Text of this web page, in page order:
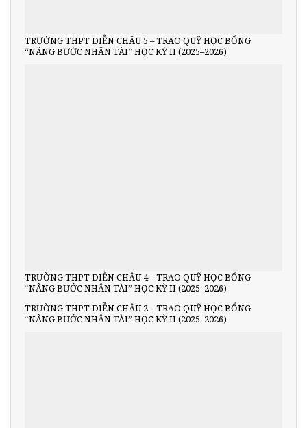
TRƯỜNG THPT DIỄN CHÂU 5 – TRAO QUỸ HỌC BỔNG
“NÂNG BƯỚC NHÂN TÀI” HỌC KỲ II (2025–2026)
TRƯỜNG THPT DIỄN CHÂU 4 – TRAO QUỸ HỌC BỔNG
“NÂNG BƯỚC NHÂN TÀI” HỌC KỲ II (2025–2026)
TRƯỜNG THPT DIỄN CHÂU 2 – TRAO QUỸ HỌC BỔNG
“NÂNG BƯỚC NHÂN TÀI” HỌC KỲ II (2025–2026)